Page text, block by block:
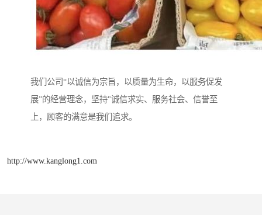
我们公司“以诚信为宗旨，以质量为生命，以服务促发
展”的经营理念，坚持"诚信求实、服务社会、信誉至
上，顾客的满意是我们追求。
http://www.kanglong1.com